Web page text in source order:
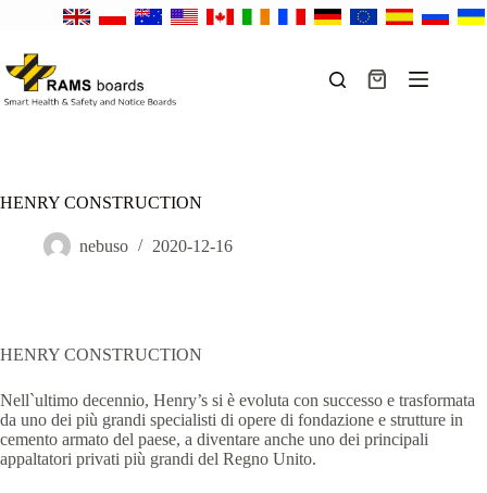
Carrello
HENRY CONSTRUCTION
nebuso 2020-12-16
HENRY CONSTRUCTION
Nell`ultimo decennio, Henry’s si è evoluta con successo e trasformata
da uno dei più grandi specialisti di opere di fondazione e strutture in
cemento armato del paese, a diventare anche uno dei principali
appaltatori privati più grandi del Regno Unito.